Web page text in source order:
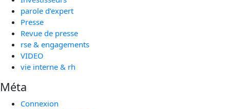
parole d’expert
Presse
Revue de presse
rse & engagements
VIDEO
vie interne & rh
Méta
Connexion